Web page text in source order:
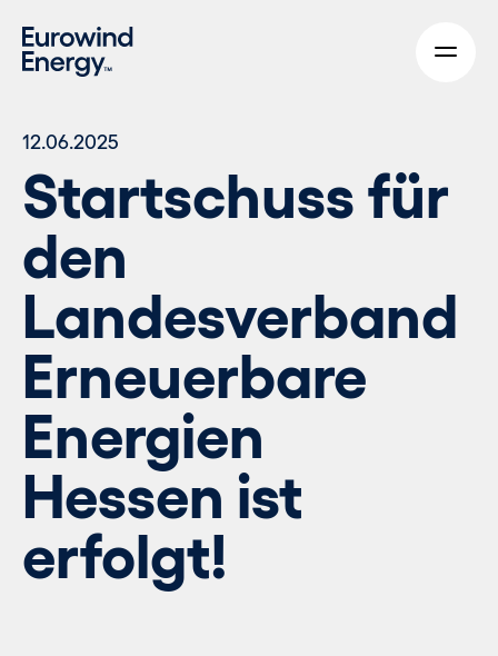
12.06.2025
Startschuss für
den
Landesverband
Erneuerbare
Energien
Hessen ist
erfolgt!